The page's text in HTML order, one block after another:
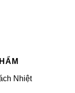
hành trình
Nhiệt